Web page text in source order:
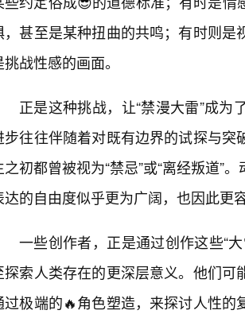
，甚至是某种扭曲的共鸣；有时则
挑战性感的画面。
正是这种挑战，让“禁漫大雷”成
步往往伴随着对既有边界的试探与
之初都曾被视为“禁忌”或“离经叛道”
达的自由度似乎更为广阔，也因此更
一些创作者，正是通过创作这些“
探索人类存在的更深层意义。他们
过极端的🔥角色塑造，来探讨人性